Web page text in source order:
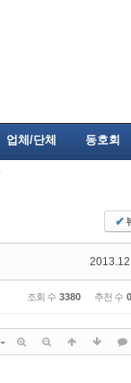
업체/단체 동호회
✔
조회 수 3380 추천 수 0